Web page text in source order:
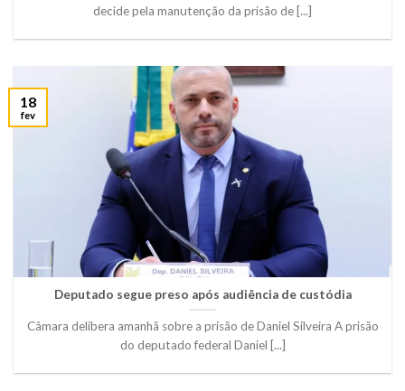
decide pela manutenção da prisão de [...]
Deputado segue preso após audiência de custódia
Câmara delibera amanhã sobre a prisão de Daniel Silveira A prisão
do deputado federal Daniel [...]
18
fev